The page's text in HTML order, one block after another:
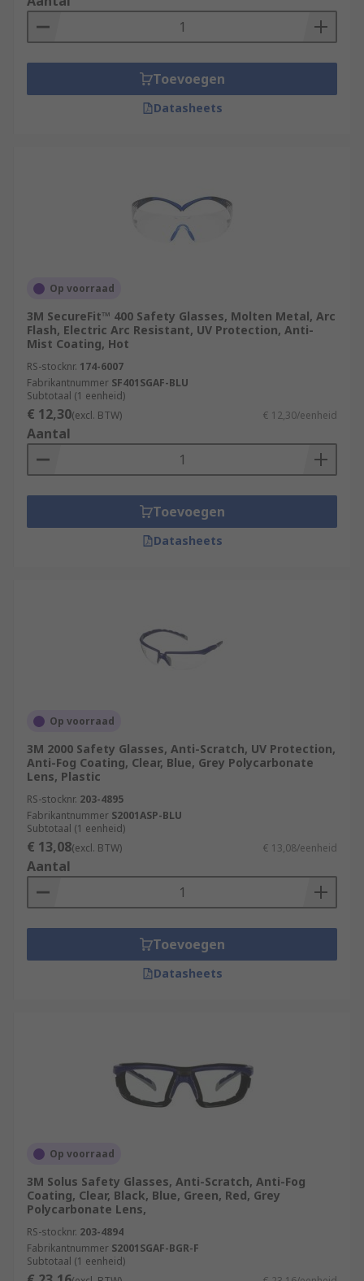
Toevoegen
Datasheets
Op voorraad
3M SecureFit™ 400 Safety Glasses, Molten Metal, Arc
Flash, Electric Arc Resistant, UV Protection, Anti-
Mist Coating, Hot
RS-stocknr. 174-6007
Fabrikantnummer SF401SGAF-BLU
Subtotaal (1 eenheid)
€ 12,30(excl. BTW) € 12,30/eenheid
Aantal
Toevoegen
Datasheets
Op voorraad
3M 2000 Safety Glasses, Anti-Scratch, UV Protection,
Anti-Fog Coating, Clear, Blue, Grey Polycarbonate
Lens, Plastic
RS-stocknr. 203-4895
Fabrikantnummer S2001ASP-BLU
Subtotaal (1 eenheid)
€ 13,08(excl. BTW) € 13,08/eenheid
Aantal
Toevoegen
Datasheets
Op voorraad
3M Solus Safety Glasses, Anti-Scratch, Anti-Fog
Coating, Clear, Black, Blue, Green, Red, Grey
Polycarbonate Lens,
RS-stocknr. 203-4894
Fabrikantnummer S2001SGAF-BGR-F
Subtotaal (1 eenheid)